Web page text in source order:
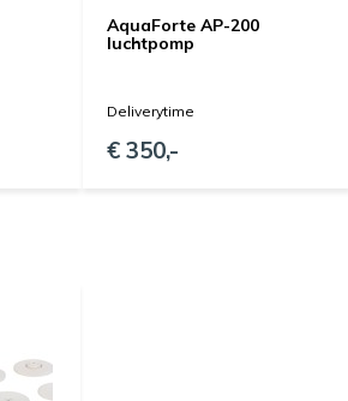
AquaForte AP-200
luchtpomp
Deliverytime
€ 350,-